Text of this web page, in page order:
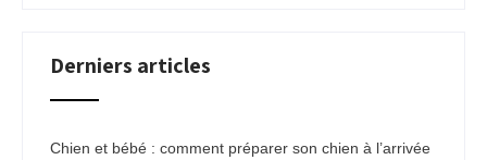
Derniers articles
Chien et bébé : comment préparer son chien à l’arrivée